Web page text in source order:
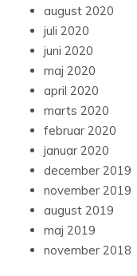
august 2020
juli 2020
juni 2020
maj 2020
april 2020
marts 2020
februar 2020
januar 2020
december 2019
november 2019
august 2019
maj 2019
november 2018